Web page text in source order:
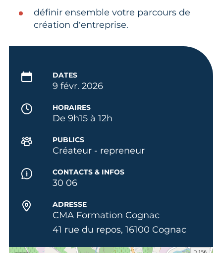
définir ensemble votre parcours de
création d’entreprise.
DATES
9 févr. 2026
HORAIRES
De 9h15 à 12h
PUBLICS
Créateur - repreneur
CONTACTS & INFOS
30 06
ADRESSE
CMA Formation Cognac
41 rue du repos, 16100 Cognac